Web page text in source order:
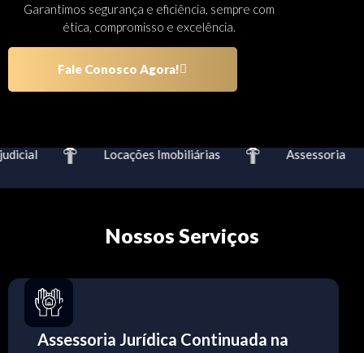
Garantimos segurança e eficiência, sempre com
ética, compromisso e excelência.
Fale Conosco Agora!
Locações Imobiliárias Assessoria
Nossos Serviços
Assessoria Jurídica Continuada na